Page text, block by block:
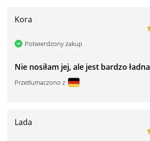
Kora
Potwierdzony zakup
Nie nosiłam jej, ale jest bardzo ładna
Przetłumaczono z
Lada